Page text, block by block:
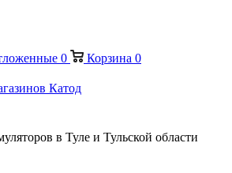
0 Корзина 0
Катод
в Туле и Тульской области